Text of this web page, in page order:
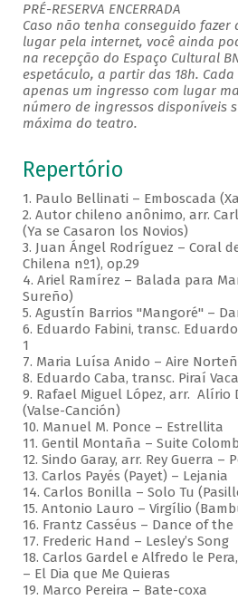
PRÉ-RESERVA ENCERRADA
Caso não tenha conseguido fazer
lugar pela internet, você ainda
na recepção do Espaço Cultural
espetáculo, a partir das 18h.
apenas um ingresso com lugar
número de ingressos disponíveis
máxima do teatro.
Repertório
1. Paulo Bellinati – Emboscada
2. Autor chileno anônimo, arr.
(Ya se Casaron los Novios)
3. Juan Ángel Rodríguez – Coral
Chilena nº1), op.29
4. Ariel Ramírez – Balada para
Sureño)
5. Agustín Barrios "Mangoré" –
6. Eduardo Fabini, transc.
1
7. Maria Luísa Anido – Aire
8. Eduardo Caba, transc. Piraí
9. Rafael Miguel López, arr. Alírio
(Valse-Canción)
10. Manuel M. Ponce – Estrellita
11. Gentil Montaña – Suite
12. Sindo Garay, arr. Rey Guerra –
13. Carlos Payés (Payet) – Lejania
14. Carlos Bonilla – Solo Tu
15. Antonio Lauro – Virgílio
16. Frantz Casséus – Dance of
17. Frederic Hand – Lesley’s Song
18. Carlos Gardel e Alfredo le
– El Dia que Me Quieras
19. Marco Pereira – Bate-coxa